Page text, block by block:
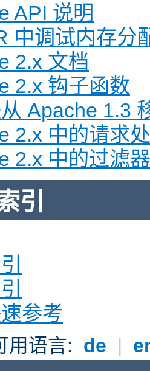
API 说明
中调试内存分
2.x 文档
2.x 钩子函数
Apache 1.3
2.x 中的请求
2.x 中的过滤器
引
参考
用语言: de |